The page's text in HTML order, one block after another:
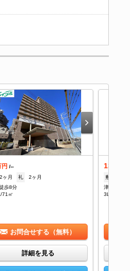
円 /--
2ヶ月 礼
2ヶ月
歩8分
71㎡
お問合せする（無料）
詳細を見る
13
敷
津駅 徒歩8
3LDK/71㎡